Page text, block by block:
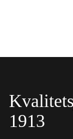
1913